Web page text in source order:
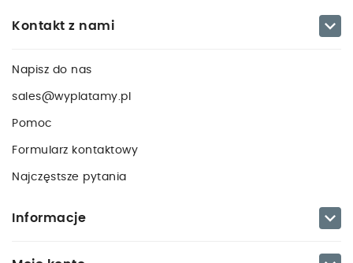
Kontakt z nami 
Napisz do nas
sales@wyplatamy.pl
Pomoc
Formularz kontaktowy
Najczęstsze pytania
Informacje 